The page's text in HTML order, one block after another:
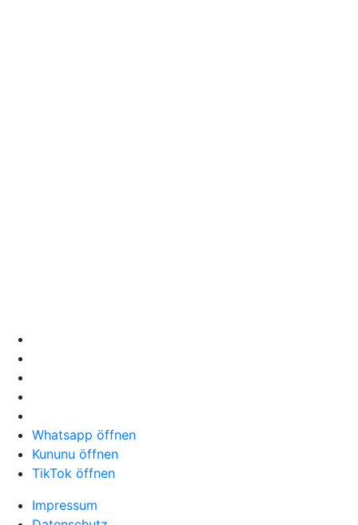
Whatsapp öffnen
Kununu öffnen
TikTok öffnen
Impressum